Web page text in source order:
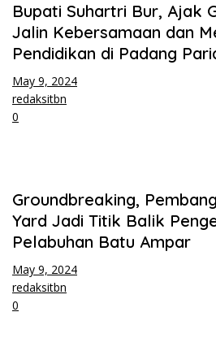
Bupati Suhartri Bur, Ajak
Jalin Kebersamaan dan
Pendidikan di Padang
May 9, 2024
redaksitbn
0
Groundbreaking,
Yard Jadi Titik Balik
Pelabuhan Batu Ampar
May 9, 2024
redaksitbn
0